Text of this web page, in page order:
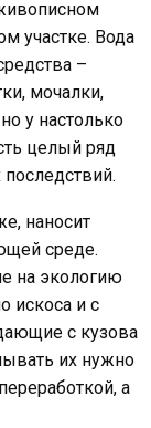
участке. Вода
–
мочалки,
у настолько
целый ряд
наносит
среде.
на экологию
искоса и с
с кузова
их нужно
а